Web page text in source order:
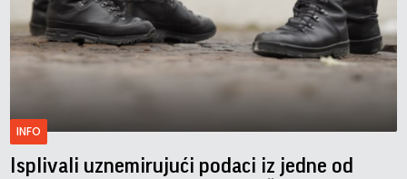
INFO
Isplivali uznemirujući podaci iz jedne od